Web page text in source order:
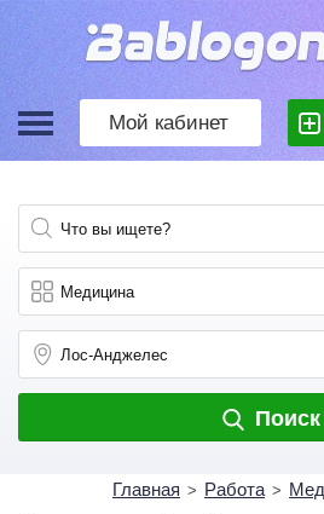
Мой кабинет
Главная > Работа >
Поиск